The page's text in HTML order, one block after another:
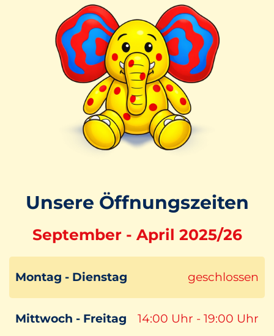
Unsere Öffnungszeiten
September - April 2025/26
Montag - Dienstag geschlossen
Mittwoch - Freitag 14:00 Uhr - 19:00 Uhr